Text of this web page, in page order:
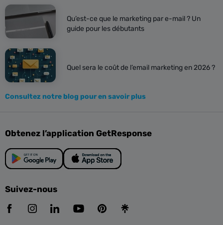
Qu’est-ce que le marketing par e-mail ? Un
guide pour les débutants
Quel sera le coût de l’email marketing en 2026 ?
Consultez notre blog pour en savoir plus
Obtenez l’application GetResponse
Suivez-nous